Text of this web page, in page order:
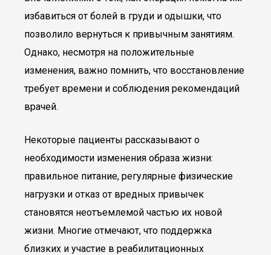
избавиться от болей в груди и одышки, что
позволило вернуться к привычным занятиям.
Однако, несмотря на положительные
изменения, важно помнить, что восстановление
требует времени и соблюдения рекомендаций
врачей.
Некоторые пациенты рассказывают о
необходимости изменения образа жизни:
правильное питание, регулярные физические
нагрузки и отказ от вредных привычек
становятся неотъемлемой частью их новой
жизни. Многие отмечают, что поддержка
близких и участие в реабилитационных